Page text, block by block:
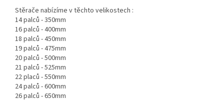
Stěrače nabízíme v těchto velikostech :
14 palců - 350mm
16 palců - 400mm
18 palců - 450mm
19 palců - 475mm
20 palců - 500mm
21 palců - 525mm
22 placů - 550mm
24 palců - 600mm
26 palců - 650mm